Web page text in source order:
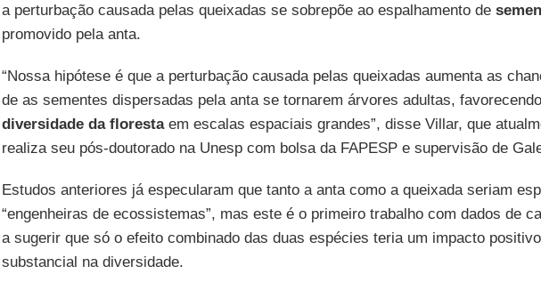
a perturbação causada pelas queixadas se sobrepõe ao espalhamento de
promovido pela anta.
“Nossa hipótese é que a perturbação causada pelas queixadas aumenta as
de as sementes dispersadas pela anta se tornarem árvores adultas,
diversidade da florestaem escalas espaciais grandes”, disse Villar, que
realiza seu pós-doutorado na Unesp com bolsa da FAPESP e supervisão de
Estudos anteriores já especularam que tanto a anta como a queixada seriam
“engenheiras de ecossistemas”, mas este é o primeiro trabalho com dados de
a sugerir que só o efeito combinado das duas espécies teria um impacto positivo
substancial na diversidade.